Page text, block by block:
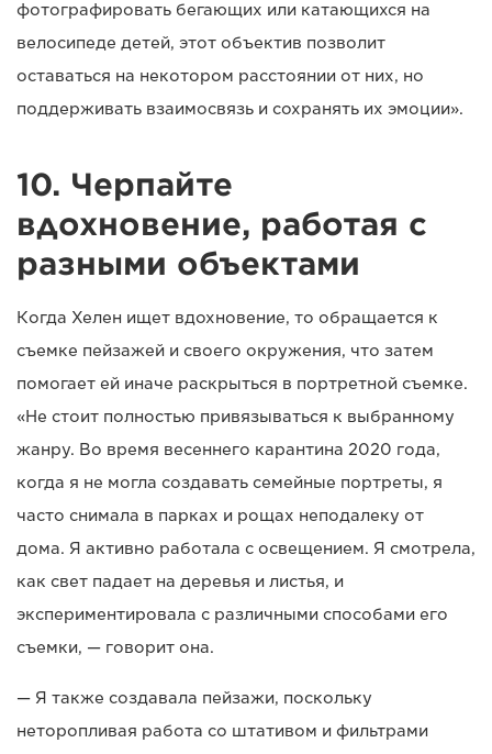
фотографировать бегающих или катающихся на
велосипеде детей, этот объектив позволит
оставаться на некотором расстоянии от них, но
поддерживать взаимосвязь и сохранять их эмоции».
10. Черпайте
вдохновение, работая с
разными объектами
Когда Хелен ищет вдохновение, то обращается к
съемке пейзажей и своего окружения, что затем
помогает ей иначе раскрыться в портретной съемке.
«Не стоит полностью привязываться к выбранному
жанру. Во время весеннего карантина 2020 года,
когда я не могла создавать семейные портреты, я
часто снимала в парках и рощах неподалеку от
дома. Я активно работала с освещением. Я смотрела,
как свет падает на деревья и листья, и
экспериментировала с различными способами его
съемки, — говорит она.
— Я также создавала пейзажи, поскольку
неторопливая работа со штативом и фильтрами